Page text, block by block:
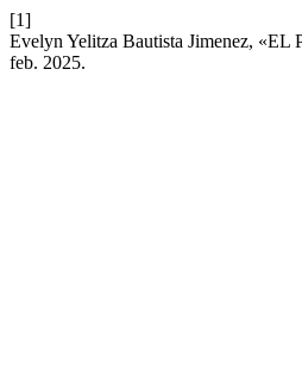
[1]
Evelyn Yelitza Bautista Jimenez,
feb. 2025.